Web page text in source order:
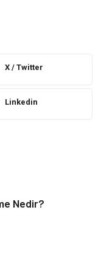
& Bakım
X / Twitter
Linkedin
Nedir?